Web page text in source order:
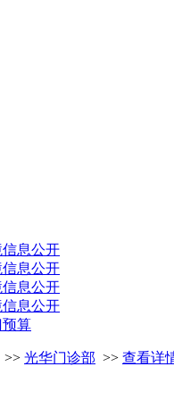
信息公开
信息公开
信息公开
信息公开
预算
>> 光华门诊部 >> 查看详